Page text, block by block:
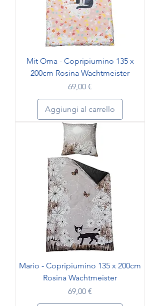
Mit Oma - Copripiumino 135 x
200cm Rosina Wachtmeister
Prezzo
69,00 €
Aggiungi al carrello
Mario - Copripiumino 135 x 200cm
Rosina Wachtmeister
Prezzo
69,00 €